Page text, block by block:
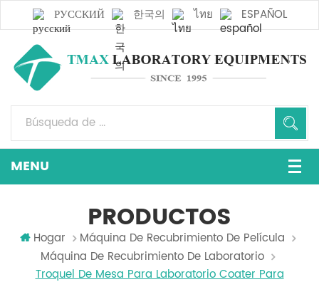
РУССКИЙ 한국의 ไทย ESPAÑOL
PRODUCTOS
Hogar
Máquina De Recubrimiento De Película
Máquina De Recubrimiento De Laboratorio
Troquel De Mesa Para Laboratorio Coater Para